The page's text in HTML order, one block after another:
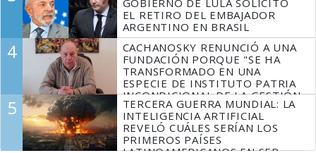
EL RETIRO DEL EMBAJADOR
ARGENTINO EN BRASIL
4
CACHANOSKY RENUNCIÓ A UNA
FUNDACIÓN PORQUE "SE HA
TRANSFORMADO EN UNA
ESPECIE DE INSTITUTO PATRIA
INCONDICIONAL DE LA GESTIÓN
DE MILEI"
5
TERCERA GUERRA MUNDIAL: LA
INTELIGENCIA ARTIFICIAL
REVELÓ CUÁLES SERÍAN LOS
PRIMEROS PAÍSES